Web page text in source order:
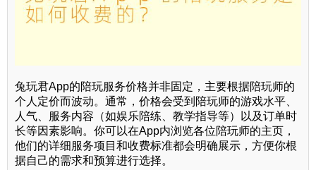
兔玩君App的陪玩服务价格并非固定，主要根据陪玩师的
个人定价而波动。通常，价格会受到陪玩师的游戏水平、
人气、服务内容（如娱乐陪练、教学指导等）以及订单时
长等因素影响。你可以在App内浏览各位陪玩师的主页，
他们的详细服务项目和收费标准都会明确展示，方便你根
据自己的需求和预算进行选择。